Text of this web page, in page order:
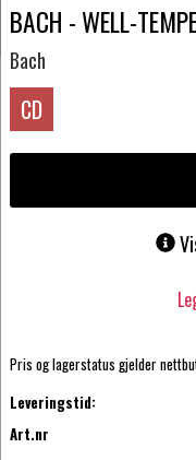
BACH - WELL-
Bach
CD
Pris og lagerstatus gjelder
Leveringstid:
Art.nr